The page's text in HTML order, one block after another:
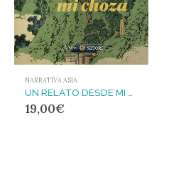
NARRATIVA ASIA
19,00€